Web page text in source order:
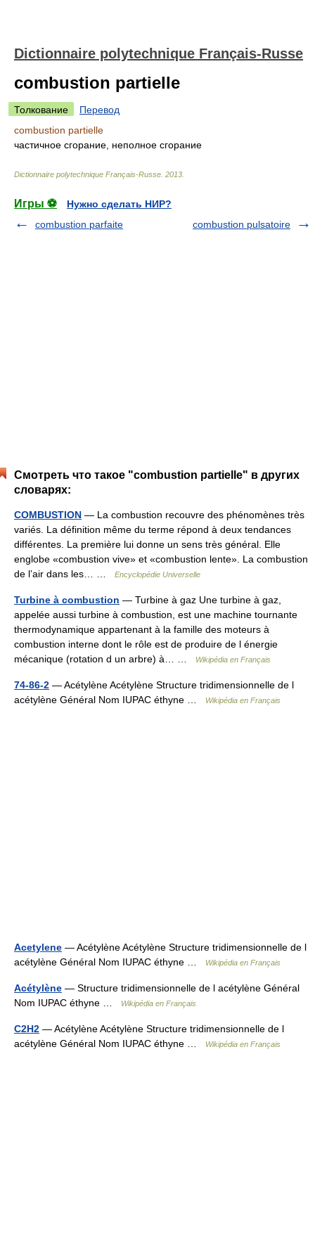
Dictionnaire polytechnique Français-Russe
combustion partielle
Толкование
Перевод
combustion partielle
частичное сгорание, неполное сгорание
Dictionnaire polytechnique Français-Russe 2013
Игры ⚽
Нужно сделать НИР?
combustion parfaite
combustion pulsatoire
Смотреть что такое "combustion partielle" в других
словарях:
COMBUSTION — La combustion recouvre des phénomènes très
variés. La définition même du terme répond à deux tendances
différentes. La première lui donne un sens très général. Elle
englobe «combustion vive» et «combustion lente». La combustion
de l’air dans les… …
Encyclopédie Universelle
Turbine à combustion — Turbine à gaz Une turbine à gaz,
appelée aussi turbine à combustion, est une machine tournante
thermodynamique appartenant à la famille des moteurs à
combustion interne dont le rôle est de produire de l énergie
mécanique (rotation d un arbre) à… …
Wikipédia en Français
74-86-2 — Acétylène Acétylène Structure tridimensionnelle de l
acétylène Général Nom IUPAC éthyne …
Wikipédia en Français
Acetylene — Acétylène Acétylène Structure tridimensionnelle de l
acétylène Général Nom IUPAC éthyne …
Wikipédia en Français
Acétylène — Structure tridimensionnelle de l acétylène Général
Nom IUPAC éthyne …
Wikipédia en Français
C2H2 — Acétylène Acétylène Structure tridimensionnelle de l
acétylène Général Nom IUPAC éthyne …
Wikipédia en Français